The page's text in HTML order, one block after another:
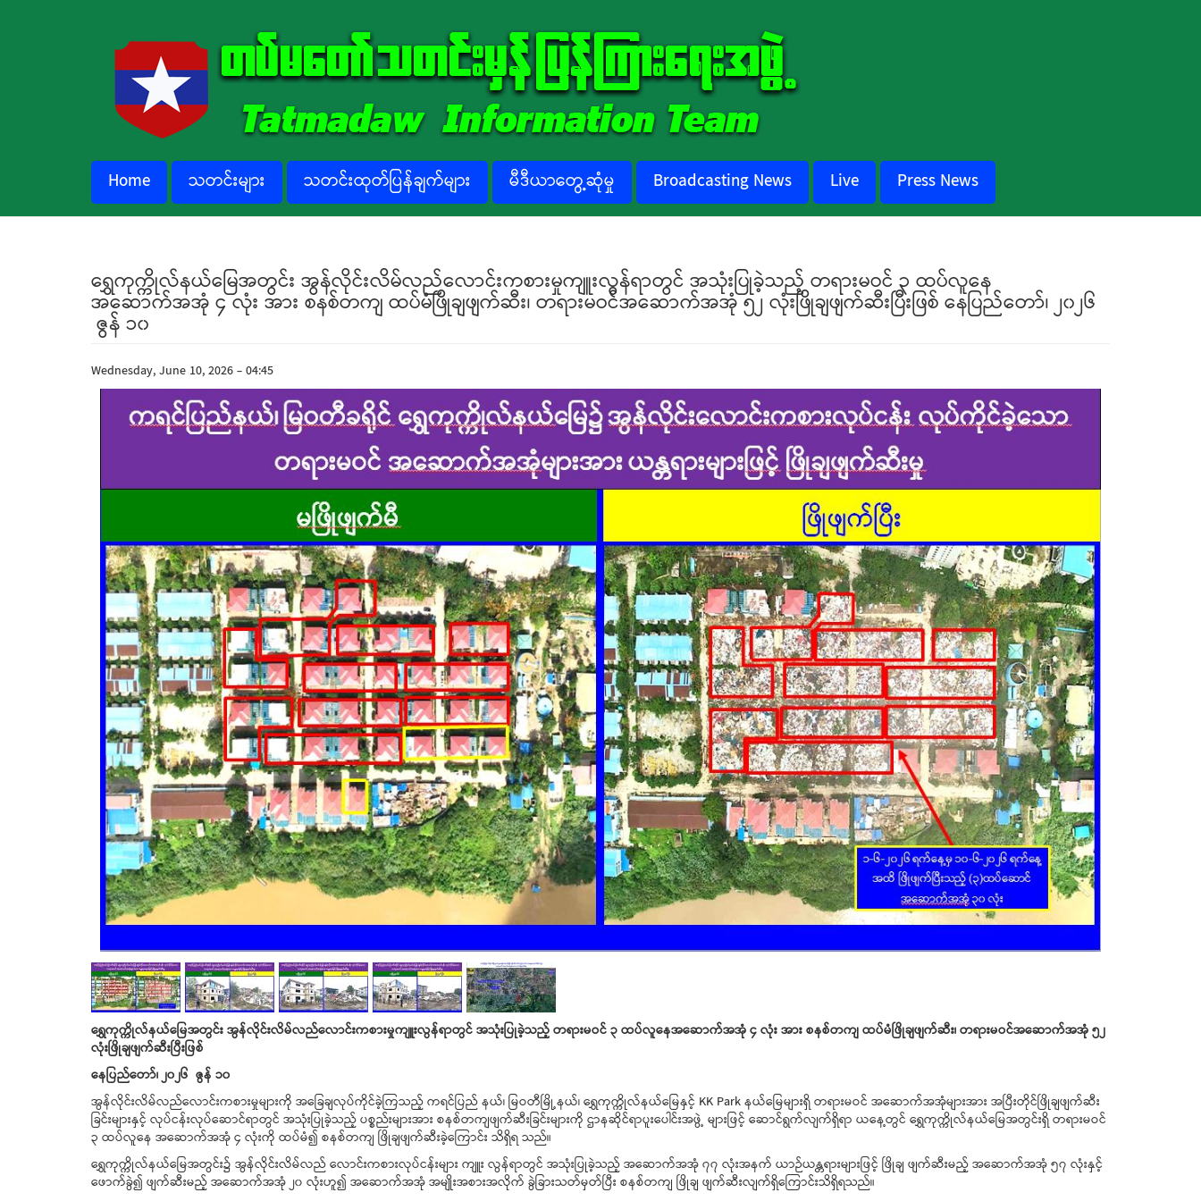
Home သတင်းများ သတင်းထုတ်ပြန်ချက်များ မီဒီယာတွေ့ဆုံမှု Broadcasting News Live Press News
ရွှေကုက္ကိုလ်နယ်မြေအတွင်း အွန်လိုင်းလိမ်လည်လောင်းကစားမှုကျူးလွန်ရာတွင် အသုံးပြုခဲ့သည့် တရားမဝင် ၃ ထပ်လူနေ
အဆောက်အအုံ ၄ လုံး အား စနစ်တကျ ထပ်မံဖြိုချဖျက်ဆီး၊ တရားမဝင်အဆောက်အအုံ ၅၂ လုံးဖြိုချဖျက်ဆီးပြီးဖြစ် နေပြည်တော်၊ ၂၀၂၆
ဇွန် ၁၀
Wednesday, June 10, 2026 - 04:45
ရွှေကုက္ကိုလ်နယ်မြေအတွင်း အွန်လိုင်းလိမ်လည်လောင်းကစားမှုကျူးလွန်ရာတွင် အသုံးပြုခဲ့သည့်တရားမဝင် ၃ ထပ်လူနေအဆောက်အအုံ ၄ လုံး အား စနစ်တကျ ထပ်မံဖြိုချဖျက်ဆီး၊ တရားမဝင်အဆောက်အအုံ ၅၂
လုံးဖြိုချဖျက်ဆီးပြီးဖြစ်
နေပြည်တော်၊ ၂၀၂၆ ဇွန် ၁၀
အွန်လိုင်းလိမ်လည်လောင်းကစားမှုများကို အခြေချလုပ်ကိုင်ခဲ့ကြသည့်ကရင်ပြည် နယ်၊ မြဝတီမြို့နယ်၊ ရွှေကုက္ကိုလ်နယ်မြေနှင့် KK Parkနယ်မြေများရှိ တရားမဝင် အဆောက်အအုံများအား အပြီးတိုင်ဖြိုချဖျက်ဆီး
ခြင်းများနှင့် လုပ်ငန်းလုပ်ဆောင်ရာတွင် အသုံးပြုခဲ့သည့် ပစ္စည်းများအား စနစ်တကျဖျက်ဆီးခြင်းများကို ဌာနဆိုင်ရာပူးပေါင်းအဖွဲ့ များဖြင့် ဆောင်ရွက်လျက်ရှိရာ ယနေ့တွင် ရွှေကုက္ကိုလ်နယ်မြေအတွင်းရှိ တရားမဝင်
၃ ထပ်လူနေ အဆောက်အအုံ ၄ လုံးကို ထပ်မံ၍ စနစ်တကျ ဖြိုချဖျက်ဆီးခဲ့ကြောင်း သိရှိရ သည်။
ရွှေကုက္ကိုလ်နယ်မြေအတွင်း၌ အွန်လိုင်းလိမ်လည် လောင်းကစားလုပ်ငန်းများ ကျူး လွန်ရာတွင် အသုံးပြုခဲ့သည့် အဆောက်အအုံ ၇၇ လုံးအနက် ယာဉ်ယန္တရားများဖြင့် ဖြိုချ ဖျက်ဆီးမည့် အဆောက်အအုံ ၅၇ လုံးနှင့်
ဖောက်ခွဲ၍ ဖျက်ဆီးမည့် အဆောက်အအုံ ၂၀ လုံးဟူ၍ အဆောက်အအုံ အမျိုးအစားအလိုက် ခွဲခြားသတ်မှတ်ပြီး စနစ်တကျ ဖြိုချ ဖျက်ဆီးလျက်ရှိကြောင်းသိရှိရသည်။